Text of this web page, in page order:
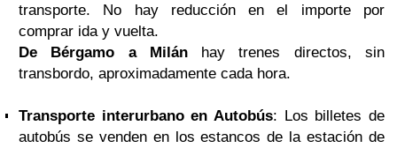
transporte. No hay reducción en el importe por
comprar ida y vuelta.
De Bérgamo a Milánhay trenes directos, sin
transbordo, aproximadamente cada hora.
Transporte interurbano en Autobús: Los billetes de
autobús se venden en los estancos de la estación de